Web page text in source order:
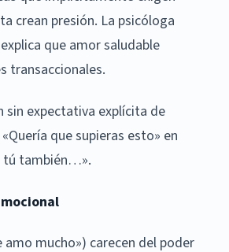
crean presión. La psicóloga
que amor saludable
transaccionales.
sin expectativa explícita de
que supieras esto» en
tú también…».
amo mucho») carecen del poder